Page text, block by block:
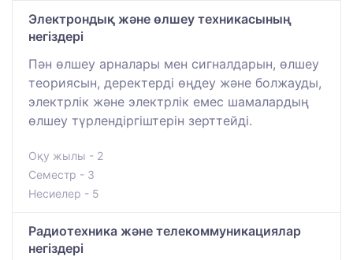
Электрондық және өлшеу техникасының
негіздері
Пән өлшеу арналары мен сигналдарын, өлшеу
теориясын, деректерді өңдеу және болжауды,
электрлік және электрлік емес шамалардың
өлшеу түрлендіргіштерін зерттейді.
Оқу жылы - 2
Семестр - 3
Несиелер - 5
Радиотехника және телекоммуникациялар
негіздері